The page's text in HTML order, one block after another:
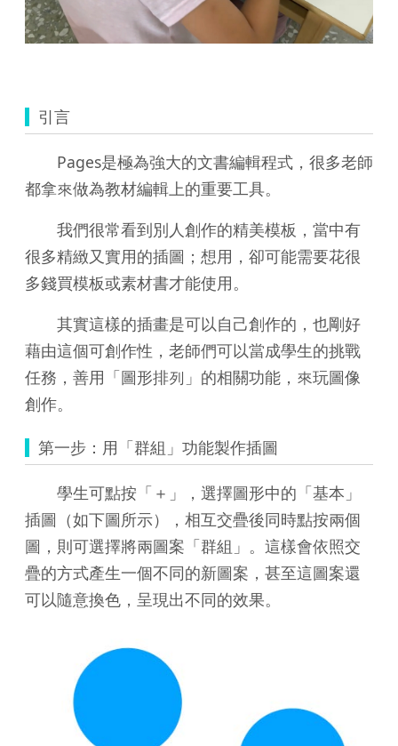
引言
Pages是極為強大的文書編輯程式，很多老師
都拿來做為教材編輯上的重要工具。
我們很常看到別人創作的精美模板，當中有
很多精緻又實用的插圖；想用，卻可能需要花很
多錢買模板或素材書才能使用。
其實這樣的插畫是可以自己創作的，也剛好
藉由這個可創作性，老師們可以當成學生的挑戰
任務，善用「圖形排列」的相關功能，來玩圖像
創作。
第一步：用「群組」功能製作插圖
學生可點按「＋」，選擇圖形中的「基本」
插圖（如下圖所示），相互交疊後同時點按兩個
圖，則可選擇將兩圖案「群組」。這樣會依照交
疊的方式產生一個不同的新圖案，甚至這圖案還
可以隨意換色，呈現出不同的效果。